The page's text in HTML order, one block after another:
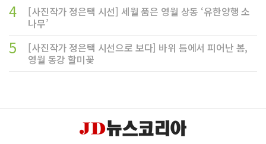
4
[사진작가 정은택 시선] 세월 품은 영월 상동 ‘유한양행 소
나무’
5
[사진작가 정은택 시선으로 보다] 바위 틈에서 피어난 봄,
영월 동강 할미꽃